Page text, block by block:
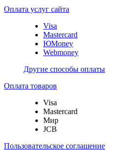
Оплата услуг сайта
Visa
Mastercard
ЮMoney
Webmoney
Другие способы оплаты
Оплата товаров
Visa
Mastercard
Мир
JCB
Пользовательское соглашение